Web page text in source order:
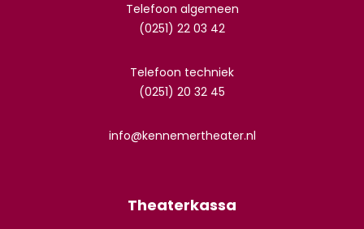
Telefoon algemeen
(0251) 22 03 42
Telefoon techniek
(0251) 20 32 45
info@kennemertheater.nl
Theaterkassa